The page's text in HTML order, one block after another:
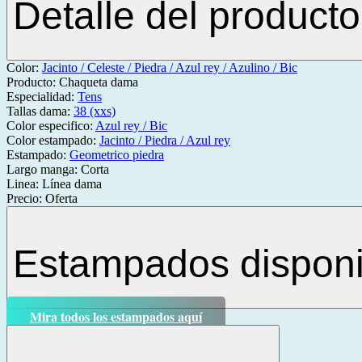
Detalle del producto
Color: Jacinto / Celeste / Piedra / Azul rey / Azulino / Bic
Producto: Chaqueta dama
Especialidad: Tens
Tallas dama: 38 (xxs)
Color especifico: Azul rey / Bic
Color estampado: Jacinto / Piedra / Azul rey
Estampado: Geometrico piedra
Largo manga: Corta
Linea: Línea dama
Precio: Oferta
Estampados
Mira todos los estampados aquí